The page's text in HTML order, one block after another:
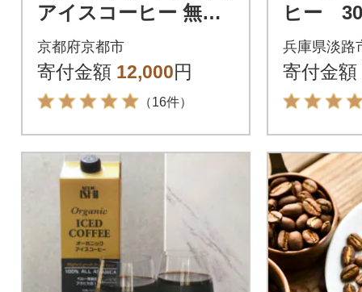
アイスコーヒー 無糖
1000ml 6本|リキッド
コーヒー 人気セット
京都府京都市
寄付金額 12,000円
（16件）
ヒー
路島 ド
グ セ
兵庫県淡路
寄付金額